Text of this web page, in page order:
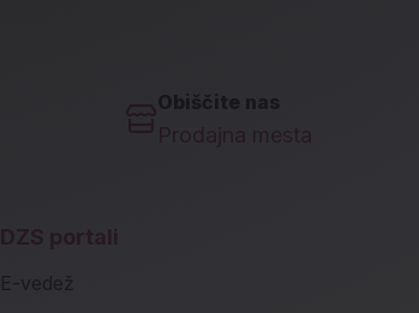
Obiščite nas
Prodajna mesta
DZS portali
E-vedež